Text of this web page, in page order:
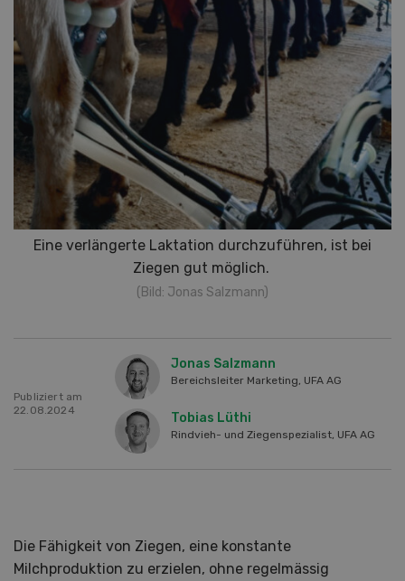
Eine verlängerte Laktation durchzuführen, ist bei
Ziegen gut möglich.
(Bild: Jonas Salzmann)
Publiziert am
22.08.2024
Jonas Salzmann
Bereichsleiter Marketing, UFA AG
Tobias Lüthi
Rindvieh- und Ziegenspezialist, UFA AG
Die Fähigkeit von Ziegen, eine konstante
Milchproduktion zu erzielen, ohne regelmässig